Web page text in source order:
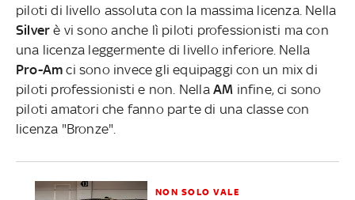
piloti di livello assoluta con la massima licenza. Nella
Silver è vi sono anche lì piloti professionisti ma con
una licenza leggermente di livello inferiore. Nella
Pro-Am ci sono invece gli equipaggi con un mix di
piloti professionisti e non. Nella AM infine, ci sono
piloti amatori che fanno parte di una classe con
licenza "Bronze".
NON SOLO VALE